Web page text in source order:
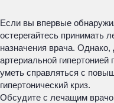
Если вы впервые
остерегайтесь принимать
назначения врача.
артериальной
уметь справляться с
гипертонический криз.
Обсудите с лечащим